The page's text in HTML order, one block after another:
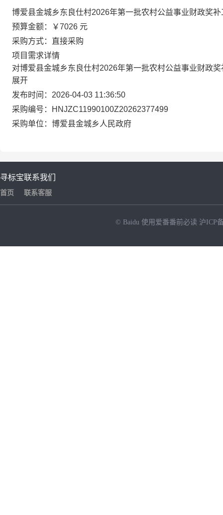
博爱县金城乡东良仕村2026年第一批农村公益事业财政奖
预算金额：
￥7026 元
采购方式：直接采购
项目需求详情
对博爱县金城乡东良仕村2026年第一批农村公益事业财政
展开
发布时间： 2026-04-03 11:36:50
采购编号：
HNJZC11990100Z20262377499
采购单位： 博爱县金城乡人民政府
寻标宝
首页
联系我们
联系客服
© Baidu 使用爱番番前必读 沪ICP